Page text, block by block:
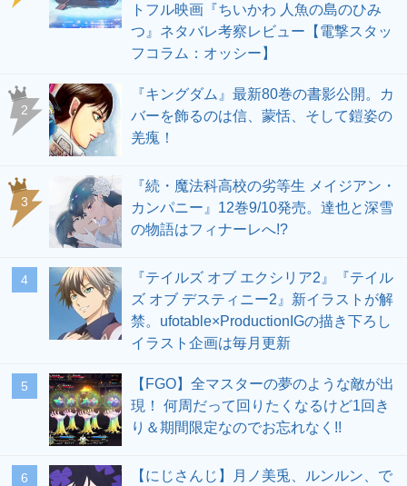
トフル映画『ちいかわ 人魚の島のひみ
つ』ネタバレ考察レビュー【電撃スタッ
フコラム：オッシー】
2
『キングダム』最新80巻の書影公開。カ
バーを飾るのは信、蒙恬、そして鎧姿の
羌瘣！
3
『続・魔法科高校の劣等生 メイジアン・
カンパニー』12巻9/10発売。達也と深雪
の物語はフィナーレへ!?
4
『テイルズ オブ エクシリア2』『テイル
ズ オブ デスティニー2』新イラストが解
禁。ufotable×ProductionIGの描き下ろし
イラスト企画は毎月更新
5
【FGO】全マスターの夢のような敵が出
現！ 何周だって回りたくなるけど1回き
り＆期間限定なのでお忘れなく!!
6
【にじさんじ】月ノ美兎、ルンルン、で